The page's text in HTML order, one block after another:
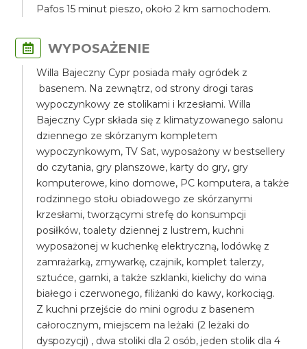
Pafos 15 minut pieszo, około 2 km samochodem.
WYPOSAŻENIE
Willa Bajeczny Cypr posiada mały ogródek z
basenem. Na zewnątrz, od strony drogi taras
wypoczynkowy ze stolikami i krzesłami. Willa
Bajeczny Cypr składa się z klimatyzowanego salonu
dziennego ze skórzanym kompletem
wypoczynkowym, TV Sat, wyposażony w bestsellery
do czytania, gry planszowe, karty do gry, gry
komputerowe, kino domowe, PC komputera, a także
rodzinnego stołu obiadowego ze skórzanymi
krzesłami, tworzącymi strefę do konsumpcji
posiłków, toalety dziennej z lustrem, kuchni
wyposażonej w kuchenkę elektryczną, lodówkę z
zamrażarką, zmywarkę, czajnik, komplet talerzy,
sztućce, garnki, a także szklanki, kielichy do wina
białego i czerwonego, filiżanki do kawy, korkociąg.
Z kuchni przejście do mini ogrodu z basenem
całorocznym, miejscem na leżaki (2 leżaki do
dyspozycji) , dwa stoliki dla 2 osób, jeden stolik dla 4